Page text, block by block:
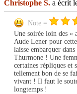
Christophe S. a écrit
Note =
Une soirée loin des «
Aude Lener pour
laisse embarquer
Thurmone ! Une
certaines répliques et
tellement bon de se
vivant ! Il faut le
longtemps !